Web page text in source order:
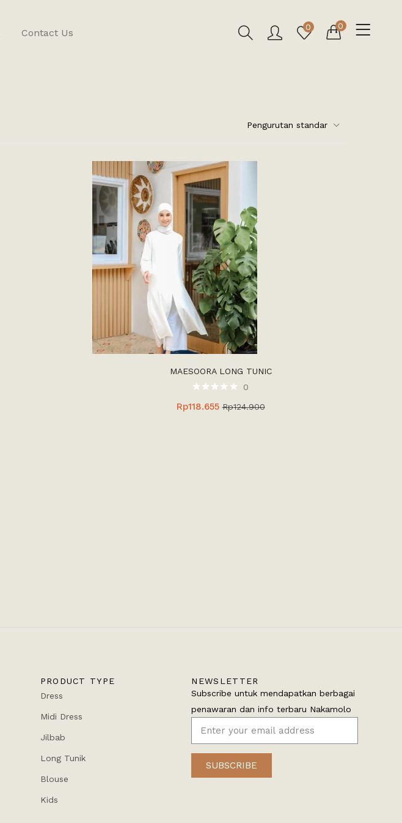
Contact Us 0 0
Pengurutan standar
MAESOORA LONG TUNIC
0
Rp118.655 Rp124.900
PRODUCT TYPE
Dress
Midi Dress
Jilbab
Long Tunik
Blouse
Kids
NEWSLETTER
Subscribe untuk mendapatkan berbagai
penawaran dan info terbaru Nakamolo
SUBSCRIBE